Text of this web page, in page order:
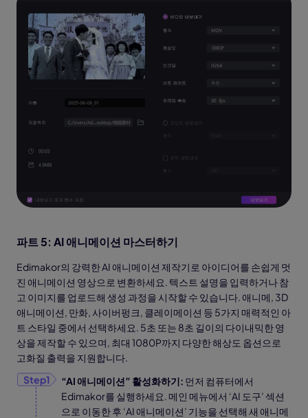
파트 5: AI 애니메이션 마스터하기
Edimakor의 강력한 AI 애니메이션 제작기로 아이디어를 손쉽게 멋
진 애니메이션 영상으로 변환하세요. 텍스트 설명을 입력하거나 참
고 이미지를 업로드해 생성 과정을 시작할 수 있습니다. 애니메, 3D
애니메이션, 만화, 사이버펑크, 클레이메이션 등 5가지 매력적인 아
트 스타일 중에서 선택하세요. 5초 또는 8초 길이의 다이내믹한 영
상을 제작할 수 있으며, 최대 1080P까지 다양한 해상도 옵션으로
고화질 출력을 지원합니다.
“AI 애니메이션” 활성화하기: 먼저 컴퓨터에서
Edimakor를 실행하세요. 메인 메뉴에서 ‘AI 도구’ 섹션
으로 이동한 후 ‘AI 애니메이션’ 기능을 선택해 새 애니메